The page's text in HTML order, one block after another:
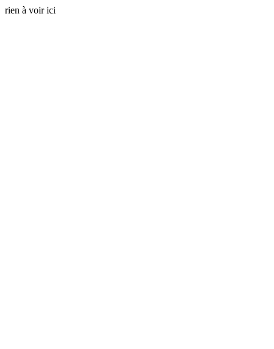
rien à voir ici